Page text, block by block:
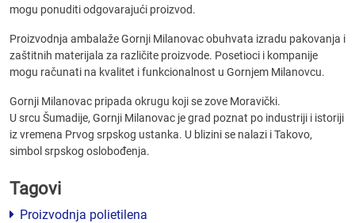
mogu ponuditi odgovarajući proizvod.
Proizvodnja ambalaže Gornji Milanovac obuhvata izradu pakovanja i
zaštitnih materijala za različite proizvode. Posetioci i kompanije
mogu računati na kvalitet i funkcionalnost u Gornjem Milanovcu.
Gornji Milanovac pripada okrugu koji se zove Moravički.
U srcu Šumadije, Gornji Milanovac je grad poznat po industriji i istoriji
iz vremena Prvog srpskog ustanka. U blizini se nalazi i Takovo,
simbol srpskog oslobođenja.
Tagovi
Proizvodnja polietilena